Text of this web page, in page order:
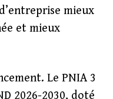
mieux
et mieux
Le PNIA 3
2026-2030, doté